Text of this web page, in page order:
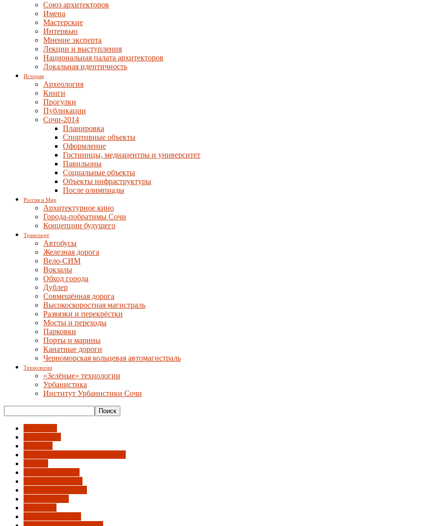
Союз архитекторов
Имена
Мастерские
Интервью
Мнение эксперта
Лекции и выступления
Национальная палата архитекторов
Локальная идентичность
История
Археология
Книги
Прогулки
Публикации
Сочи-2014
Планировка
Спортивные объекты
Оформление
Гостиницы, медиацентры и университет
Павильоны
Социальные объекты
Объекты инфраструктуры
После олимпиады
Россия и Мир
Архитектурное кино
Города-побратимы Сочи
Концепции будущего
Транспорт
Автобусы
Железная дорога
Вело-СИМ
Вокзалы
Обход города
Дублер
Совмещённая дорога
Высокоскоростная магистраль
Развязки и перекрёстки
Мосты и переходы
Парковки
Порты и марины
Канатные дороги
Черноморская кольцевая автомагистраль
Технологии
«Зелёные» технологии
Урбанистика
Институт Урбанистики Сочи